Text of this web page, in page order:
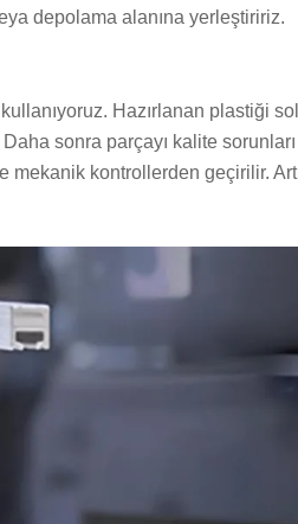
depolama alanına yerleştiririz.
Hazırlanan plastiği
sonra parçayı kalite sorunları
kontrollerden geçirilir.